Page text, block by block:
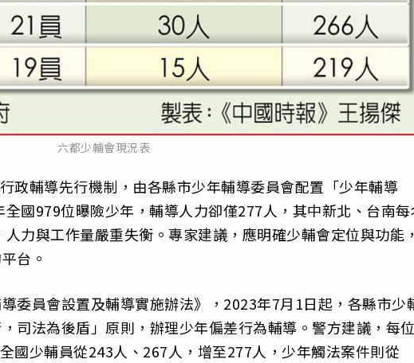
六都少輔會現況表
政輔導先行機制，由各縣市少年輔導委員會配置「少年輔導
國979位曝險少年，輔導人力卻僅277人，其中新北、台南每
力與工作量嚴重失衡。專家建議，應明確少輔會定位與功能，
台。
委員會設置及輔導實施辦法》，2023年7月1日起，各縣市少
司法為後盾」原則，辦理少年偏差行為輔導。警方建議，每位
國少輔員從243人、267人，增至277人，少年觸法案件則從